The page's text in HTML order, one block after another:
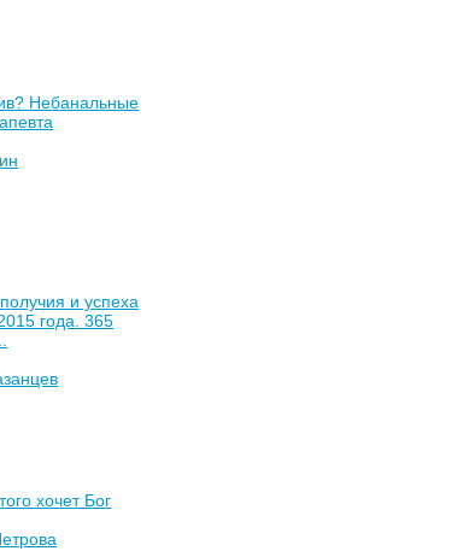
Небанальные
и успеха
года. 365
хочет Бог